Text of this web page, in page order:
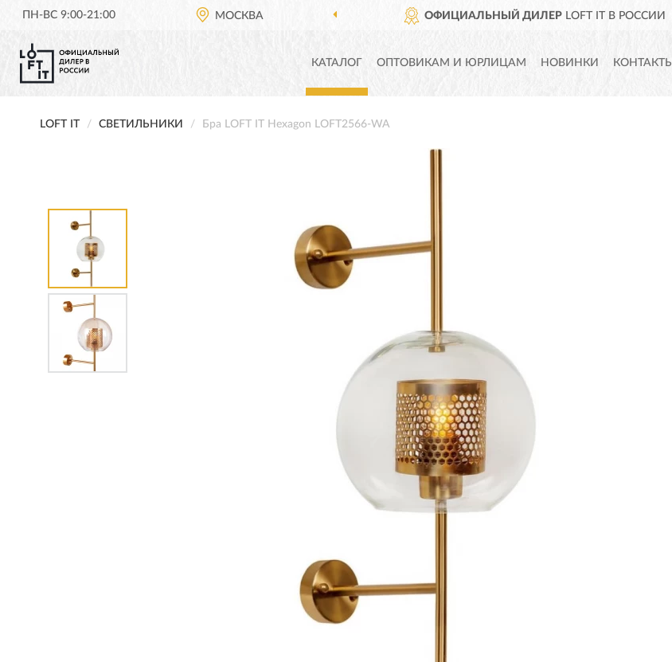
ПН-ВС 9:00-21:00 МОСКВА ОФИЦИАЛЬНЫЙ ДИЛЕР LOFT IT В РОССИИ
КАТАЛОГ ОПТОВИКАМ И ЮРЛИЦАМ НОВИНКИ КОНТАКТЫ
LOFT IT СВЕТИЛЬНИКИ Бра LOFT IT Hexagon LOFT2566-WA